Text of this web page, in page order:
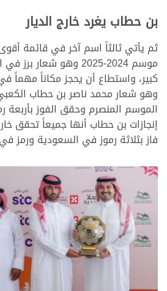
بن حطاب يغرد خارج الديار
ثم يأتي ثالثاً اسم آخر في قائمة
موسم 2024-2025 وهو
كبير، واستطاع أن يحجز مكاناً مهماً
وهو شعار محمد ناصر بن حطاب
الموسم المنصرم وحقق الفوز بأربعة
إنجازات بن حطاب أنها جميعاً تحقق
فاز بثلاثة رموز في السعودية ورمز